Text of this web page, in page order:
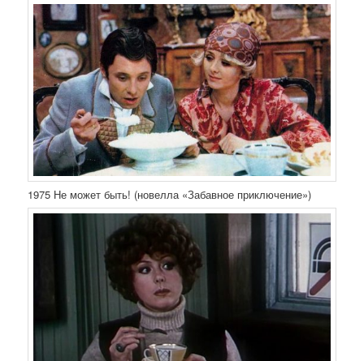
1975 Не может быть! (новелла «Забавное приключение»)